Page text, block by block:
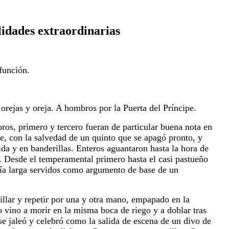
extraordinarias
y oreja. A hombros por la Puerta del Príncipe.
primero y tercero fueran de particular buena nota en
con la salvedad de un quinto que se apagó pronto, y
y en banderillas. Enteros aguantaron hasta la hora de
el temperamental primero hasta el casi pastueño
larga servidos como argumento de base de un
y repetir por una y otra mano, empapado en la
a morir en la misma boca de riego y a doblar tras
jaleó y celebró como la salida de escena de un divo de